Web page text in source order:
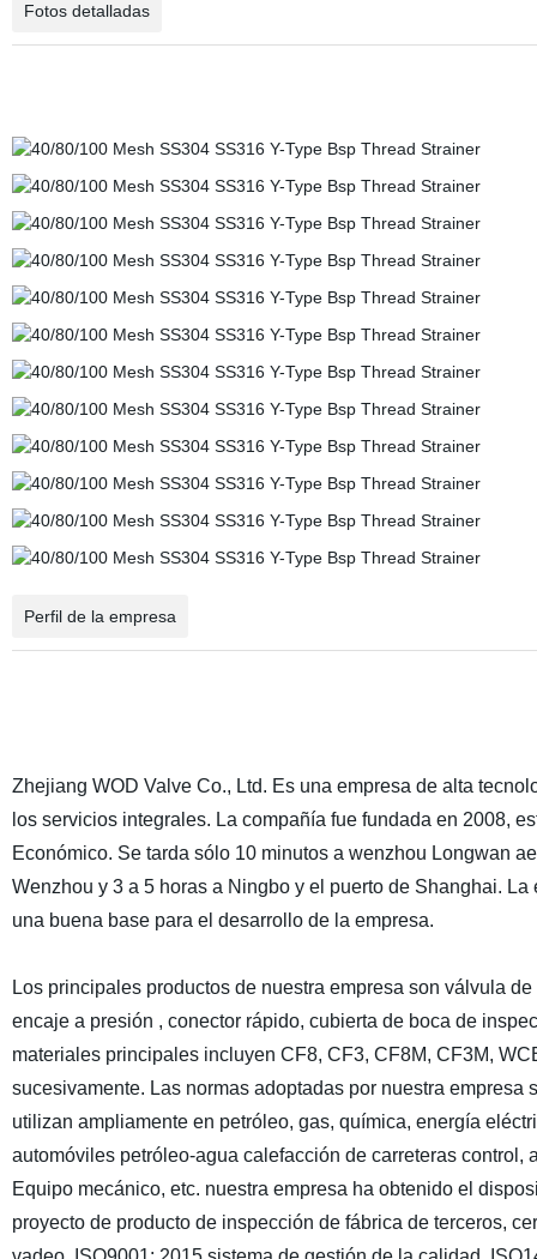
Fotos detalladas
Perfil de la empresa
Zhejiang WOD Valve Co., Ltd. Es una empresa de alta
los servicios integrales. La compañía fue fundada en 2008,
Económico. Se tarda sólo 10 minutos a wenzhou Longwan
Wenzhou y 3 a 5 horas a Ningbo y el puerto de Shanghai.
una buena base para el desarrollo de la empresa.
Los principales productos de nuestra empresa son válvula
encaje a presión , conector rápido, cubierta de boca de
materiales principales incluyen CF8, CF3, CF8M, CF3M,
sucesivamente. Las normas adoptadas por nuestra empresa
utilizan ampliamente en petróleo, gas, química, energía
automóviles petróleo-agua calefacción de carreteras
Equipo mecánico, etc. nuestra empresa ha obtenido el
proyecto de producto de inspección de fábrica de terceros,